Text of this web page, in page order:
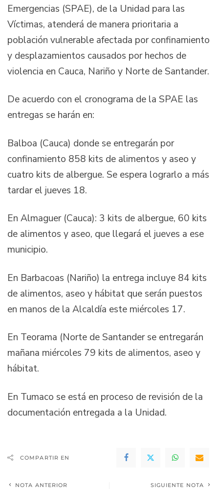
Emergencias (SPAE), de la Unidad para las
Víctimas, atenderá de manera prioritaria a
población vulnerable afectada por confinamiento
y desplazamientos causados por hechos de
violencia en Cauca, Nariño y Norte de Santander.
De acuerdo con el cronograma de la SPAE las
entregas se harán en:
Balboa (Cauca) donde se entregarán por
confinamiento 858 kits de alimentos y aseo y
cuatro kits de albergue. Se espera lograrlo a más
tardar el jueves 18.
En Almaguer (Cauca): 3 kits de albergue, 60 kits
de alimentos y aseo, que llegará el jueves a ese
municipio.
En Barbacoas (Nariño) la entrega incluye 84 kits
de alimentos, aseo y hábitat que serán puestos
en manos de la Alcaldía este miércoles 17.
En Teorama (Norte de Santander se entregarán
mañana miércoles 79 kits de alimentos, aseo y
hábitat.
En Tumaco se está en proceso de revisión de la
documentación entregada a la Unidad.
COMPARTIR EN
NOTA ANTERIOR SIGUIENTE NOTA